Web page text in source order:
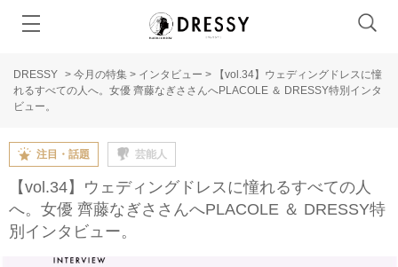
DRESSY > 今月の特集 > インタビュー >
【vol.34】ウェディングドレスに憧
れるすべての人へ。女優 齊藤なぎささんへPLACOLE ＆ DRESSY特別インタ
ビュー。
注目・話題 芸能人
【vol.34】ウェディングドレスに憧れるすべての人
へ。女優 齊藤なぎささんへPLACOLE ＆ DRESSY特
別インタビュー。